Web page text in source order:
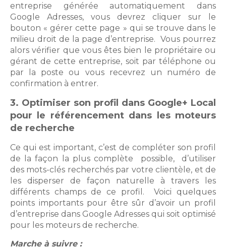
entreprise générée automatiquement dans
Google Adresses, vous devrez cliquer sur le
bouton « gérer cette page » qui se trouve dans le
milieu droit de la page d’entreprise. Vous pourrez
alors vérifier que vous êtes bien le propriétaire ou
gérant de cette entreprise, soit par téléphone ou
par la poste ou vous recevrez un numéro de
confirmation à entrer.
3. Optimiser son profil dans Google+ Local
pour le référencement dans les moteurs
de recherche
Ce qui est important, c’est de compléter son profil
de la façon la plus complète possible, d’utiliser
des mots-clés recherchés par votre clientèle, et de
les disperser de façon naturelle à travers les
différents champs de ce profil. Voici quelques
points importants pour être sûr d’avoir un profil
d’entreprise dans Google Adresses qui soit optimisé
pour les moteurs de recherche.
Marche à suivre :